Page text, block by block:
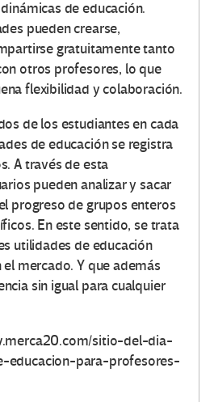
de educación.
pueden crearse,
gratuitamente tanto
otros profesores, lo que
flexibilidad y colaboración.
de los estudiantes en cada
de educación se registra
A través de esta
pueden analizar y sacar
progreso de grupos enteros
En este sentido, se trata
utilidades de educación
mercado. Y que además
sin igual para cualquier
sitio-del-dia-
educacion-para-profesores-